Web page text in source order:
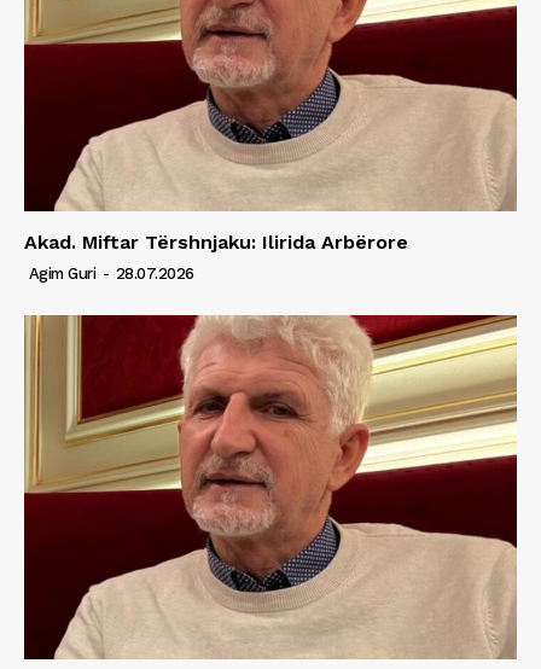
Akad. Miftar Tërshnjaku: Ilirida Arbërore
Agim Guri - 28.07.2026